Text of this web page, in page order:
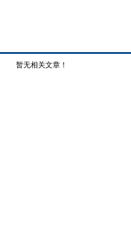
暂无相关文章！